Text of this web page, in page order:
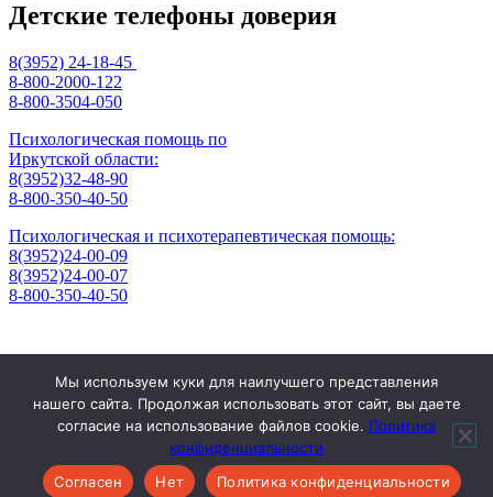
Детские телефоны доверия
8(3952) 24-18-45
8-800-2000-122
8-800-3504-050
Психологическая помощь по
Иркутской области:
8(3952)32-48-90
8-800-350-40-50
Психологическая и психотерапевтическая помощь:
8(3952)24-00-09
8(3952)24-00-07
8-800-350-40-50
Контакты
Режим работы
666304, Российская Федерация, Иркутская область, г. Саянск,
мрн. Благовещенский, д. 6 тел. 8(395-53) 5-25-48
sddi38@yandex.ru | Powered BySpiceThemes
Мы используем куки для наилучшего представления
нашего сайта. Продолжая использовать этот сайт, вы даете
согласие на использование файлов cookie. Политика
конфиденциальности
Согласен
Нет Политика конфиденциальности